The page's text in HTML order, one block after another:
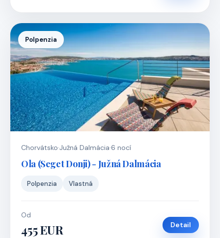
Polpenzia
Chorvátsko·Južná Dalmácia·6 nocí
Ola (Seget Donji) - Južná Dalmácia
Polpenzia Vlastná
Od
455 EUR Detail